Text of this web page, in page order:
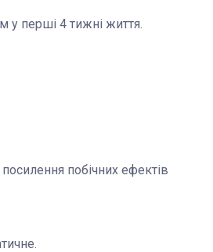
у перші 4 тижні життя.
побічних ефектів